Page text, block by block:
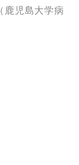
児島大学病